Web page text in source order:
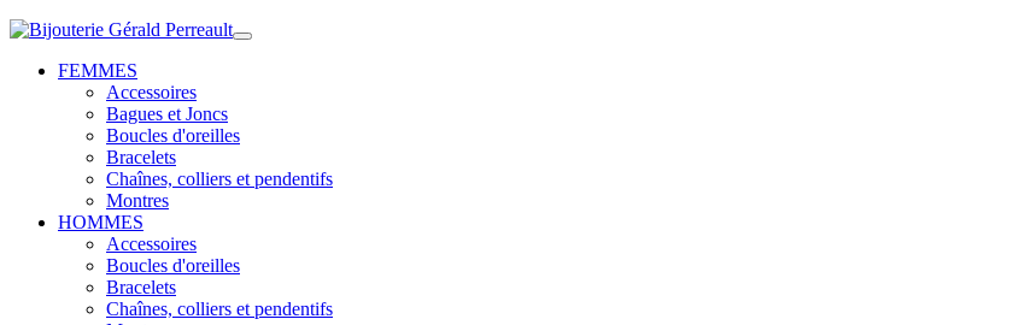
FEMMES
Accessoires
Bagues et Joncs
Boucles d'oreilles
Bracelets
Chaînes, colliers et pendentifs
Montres
HOMMES
Accessoires
Boucles d'oreilles
Bracelets
Chaînes, colliers et pendentifs